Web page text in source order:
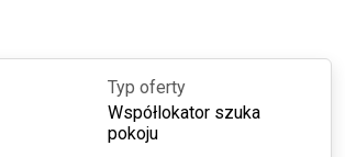
Typ oferty
Współlokator szuka
pokoju